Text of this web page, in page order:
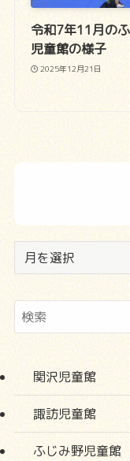
令和7年11月の
児童館の様子
2025年12月21日
ー
イ
ブ
関沢児童館
諏訪児童館
ふじみ野児童館